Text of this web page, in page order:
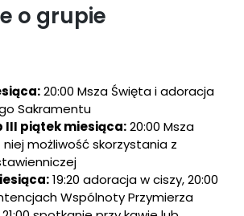
o grupie
20:00 Msza Święta i adoracja
Sakramentu
III piątek miesiąca:20:00 Msza
możliwość skorzystania z
19:20 adoracja w ciszy, 20:00
Wspólnoty Przymierza